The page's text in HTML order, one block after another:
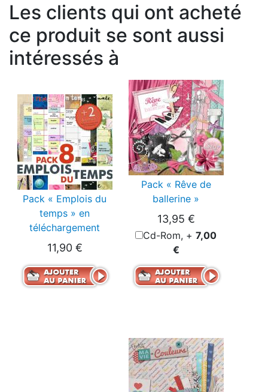
Les clients qui ont acheté
ce produit se sont aussi
intéressés à
Pack « Emplois du
temps » en
téléchargement
11,90 €
Pack « Rêve de
ballerine »
13,95 €
Cd-Rom, + 7,00
€